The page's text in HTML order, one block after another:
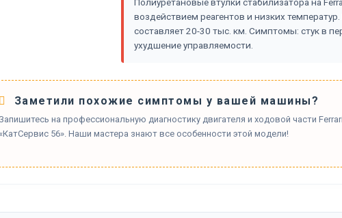
воздействием реагентов и низких
составляет 20-30 тыс. км. Симптомы: стук в
ухудшение управляемости.
Заметили похожие симптомы у вашей машины?
на профессиональную диагностику двигателя и ходовой части
56». Наши мастера знают все особенности этой модели!